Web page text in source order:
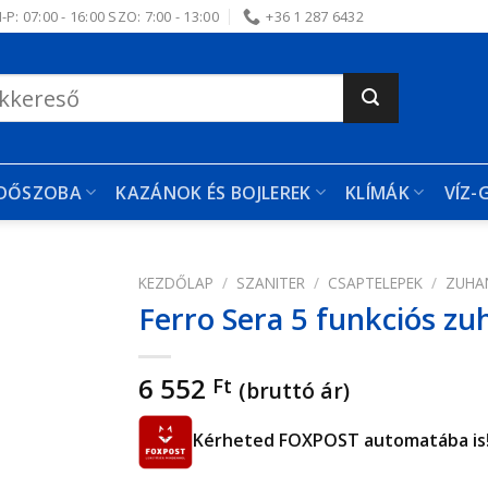
P: 07:00 - 16:00 SZO: 7:00 - 13:00 +36 1 287 6432
KAZÁNOK ÉS BOJLEREK KLÍMÁK VÍZ-
KEZDŐLAP / SZANITER / CSAPTELEPEK /
Ferro Sera 5 funkciós
6 552 Ft (bruttó ár)
Kérheted FOXPOST automatába